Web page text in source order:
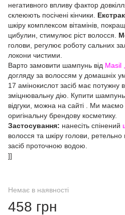
негативного впливу фактор
склеюють посічені кінчики.
шкіру комплексом вітамінів,
цибулин, стимулює ріст волосся.
голови, регулює роботу сальних
локони чистими.
Варто замовити шампунь від Masil ,
догляду за волоссям у домашніх
17 амінокислот засіб має потужну
зміцнювальну дію. Купити
відгуки, можна на сайті . Ми
оригінальну брендову косметику.
Застосування: нанесіть спінений
волосся та шкіру голови,
засіб проточною водою.
]]
Немає в наявності
458 грн